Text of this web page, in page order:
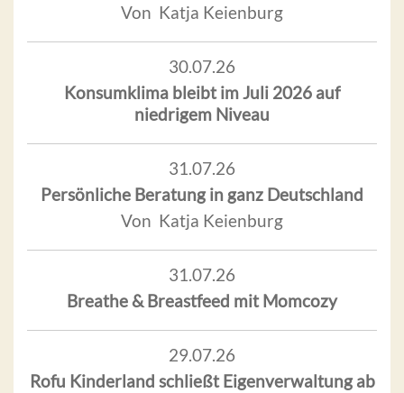
Von Katja Keienburg
30.07.26
Konsumklima bleibt im Juli 2026 auf
niedrigem Niveau
31.07.26
Persönliche Beratung in ganz Deutschland
Von Katja Keienburg
31.07.26
Breathe & Breastfeed mit Momcozy
29.07.26
Rofu Kinderland schließt Eigenverwaltung ab